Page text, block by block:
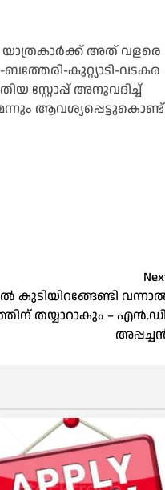
യാത്രകാര്‍ക്ക് അത് വളരെ
കുറ്റ്യാടി-വടകര
സ്റ്റോപ്പ് അനുവദിച്ച്
ആവശ്യപ്പെട്ടുകൊണ്ട്
തയ്യാറാകും –